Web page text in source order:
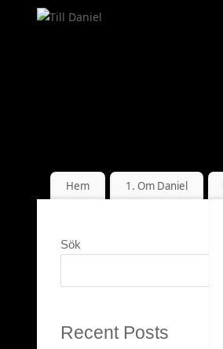
Hem 1. Om Daniel
Sök
Recent Posts